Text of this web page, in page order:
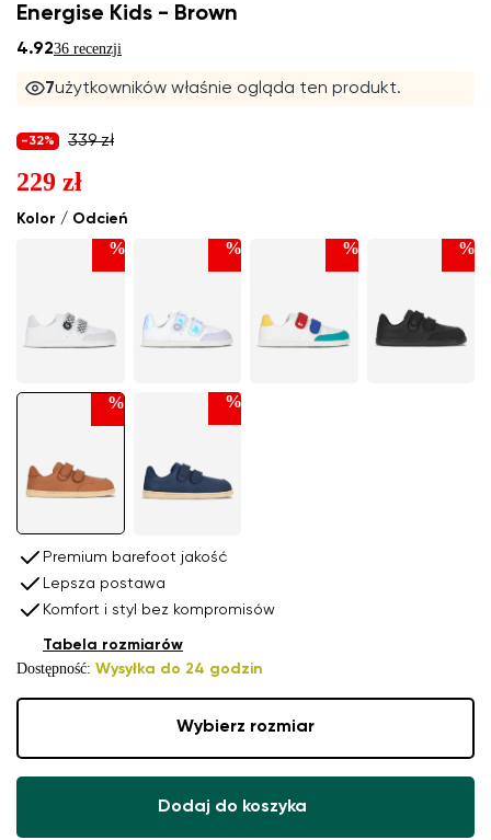
Energise Kids - Brown
4.9236 recenzji
7użytkowników właśnie ogląda ten produkt.
Kolor / Odcień
% % % %
% %
-32% 339 zł
229 zł
Premium barefoot jakość
Lepsza postawa
Komfort i styl bez kompromisów
Dostępność: Wysyłka do 24 godzin
Tabela rozmiarów
Wybierz rozmiar
Dodaj do koszyka